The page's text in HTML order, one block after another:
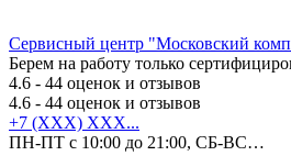
Сервисный центр "Московский
Берем на работу только
4.6 - 44 оценок и отзывов
4.6 - 44 оценок и отзывов
+7 (XXX) XXX...
ПН-ПТ с 10:00 до 21:00, СБ-ВС…